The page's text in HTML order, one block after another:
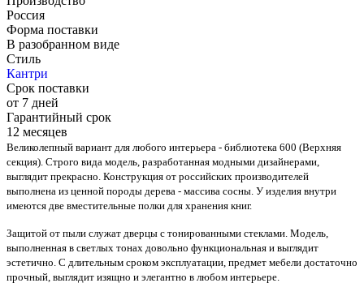
Россия
Форма поставки
В разобранном виде
Стиль
Кантри
Срок поставки
от 7 дней
Гарантийный срок
12 месяцев
Великолепный вариант для любого интерьера - библиотека 600 (Верхняя
секция). Строго вида модель, разработанная модными дизайнерами,
выглядит прекрасно. Конструкция от российских производителей
выполнена из ценной породы дерева - массива сосны. У изделия внутри
имеются две вместительные полки для хранения книг.
Защитой от пыли служат дверцы с тонированными стеклами. Модель,
выполненная в светлых тонах довольно функциональная и выглядит
эстетично. С длительным сроком эксплуатации, предмет мебели достаточно
прочный, выглядит изящно и элегантно в любом интерьере.